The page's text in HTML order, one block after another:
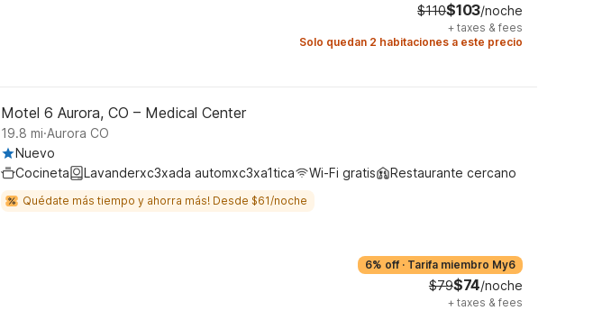
$110$103/noche
+ taxes & fees
Solo quedan 2 habitaciones a este precio
Motel 6 Aurora, CO – Medical Center
19.8 mi.Aurora CO
Nuevo
Cocineta
Lavanderxc3xada automxc3xa1tica Wi-Fi gratis Restaurante cercano
Quédate más tiempo y ahorra más! Desde $61/noche
6% off · Tarifa miembro My6
$79$74/noche
+ taxes & fees